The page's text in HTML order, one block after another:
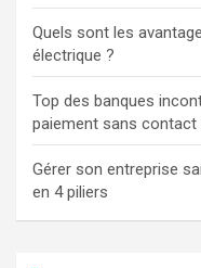
Quels sont les
électrique ?
Top des banques
paiement sans contact
Gérer son entreprise
en 4 piliers